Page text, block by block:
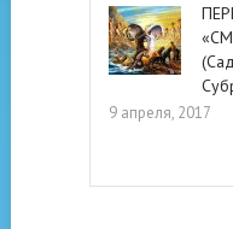
9 апреля, 2017